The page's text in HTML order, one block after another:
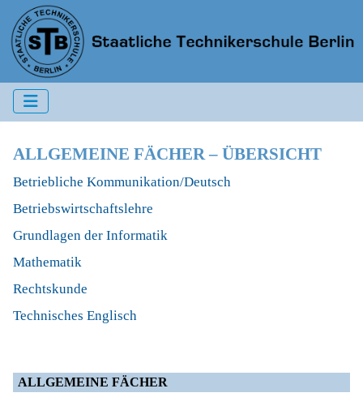
ALLGEMEINE FÄCHER – ÜBERSICHT
Betriebliche Kommunikation/Deutsch
Betriebswirtschaftslehre
Grundlagen der Informatik
Mathematik
Rechtskunde
Technisches Englisch
ALLGEMEINE FÄCHER